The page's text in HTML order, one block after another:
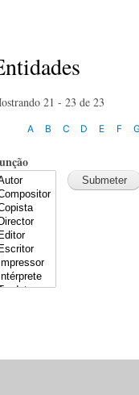
21 - 23 de 23
A B C D E F